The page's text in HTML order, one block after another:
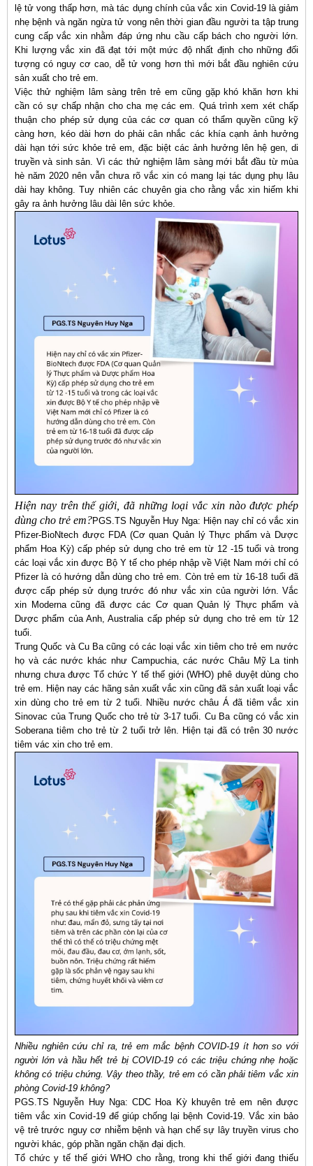
lệ tử vong thấp hơn, mà tác dụng chính của vắc xin Covid-19 là giảm
nhẹ bệnh và ngăn ngừa tử vong nên thời gian đầu người ta tập trung
cung cấp vắc xin nhằm đáp ứng nhu cầu cấp bách cho người lớn.
Khi lượng vắc xin đã đạt tới một mức độ nhất định cho những đối
tượng có nguy cơ cao, dễ tử vong hơn thì mới bắt đầu nghiên cứu
sản xuất cho trẻ em.
Việc thử nghiệm lâm sàng trên trẻ em cũng gặp khó khăn hơn khi
cần có sự chấp nhận cho cha mẹ các em. Quá trình xem xét chấp
thuận cho phép sử dụng của các cơ quan có thẩm quyền cũng kỹ
càng hơn, kéo dài hơn do phải cân nhắc các khía cạnh ảnh hưởng
dài hạn tới sức khỏe trẻ em, đặc biệt các ảnh hưởng lên hệ gen, di
truyền và sinh sản. Vì các thử nghiệm lâm sàng mới bắt đầu từ mùa
hè năm 2020 nên vẫn chưa rõ vắc xin có mang lại tác dụng phụ lâu
dài hay không. Tuy nhiên các chuyên gia cho rằng vắc xin hiếm khi
gây ra ảnh hưởng lâu dài lên sức khỏe.
Hiện nay trên thế giới, đã những loại vắc xin nào được phép
dùng cho trẻ em?PGS.TS Nguyễn Huy Nga: Hiện nay chỉ có vắc xin
Pfizer-BioNtech được FDA (Cơ quan Quản lý Thực phẩm và Dược
phẩm Hoa Kỳ) cấp phép sử dụng cho trẻ em từ 12 -15 tuổi và trong
các loại vắc xin được Bộ Y tế cho phép nhập về Việt Nam mới chỉ có
Pfizer là có hướng dẫn dùng cho trẻ em. Còn trẻ em từ 16-18 tuổi đã
được cấp phép sử dụng trước đó như vắc xin của người lớn. Vắc
xin Moderna cũng đã được các Cơ quan Quản lý Thực phẩm và
Dược phẩm của Anh, Australia cấp phép sử dụng cho trẻ em từ 12
tuổi.
Trung Quốc và Cu Ba cũng có các loại vắc xin tiêm cho trẻ em nước
họ và các nước khác như Campuchia, các nước Châu Mỹ La tinh
nhưng chưa được Tổ chức Y tế thế giới (WHO) phê duyệt dùng cho
trẻ em. Hiện nay các hãng sản xuất vắc xin cũng đã sản xuất loại vắc
xin dùng cho trẻ em từ 2 tuổi. Nhiều nước châu Á đã tiêm vắc xin
Sinovac của Trung Quốc cho trẻ từ 3-17 tuổi. Cu Ba cũng có vắc xin
Soberana tiêm cho trẻ từ 2 tuổi trở lên. Hiện tại đã có trên 30 nước
tiêm vác xin cho trẻ em.
Nhiều nghiên cứu chỉ ra, trẻ em mắc bệnh COVID-19 ít hơn so với
người lớn và hầu hết trẻ bị COVID-19 có các triệu chứng nhẹ hoặc
không có triệu chứng. Vậy theo thầy, trẻ em có cần phải tiêm vắc xin
phòng Covid-19 không?
PGS.TS Nguyễn Huy Nga: CDC Hoa Kỳ khuyên trẻ em nên được
tiêm vắc xin Covid-19 để giúp chống lại bệnh Covid-19. Vắc xin bảo
vệ trẻ trước nguy cơ nhiễm bệnh và hạn chế sự lây truyền virus cho
người khác, góp phần ngăn chặn đại dịch.
Tổ chức y tế thế giới WHO cho rằng, trong khi thế giới đang thiếu